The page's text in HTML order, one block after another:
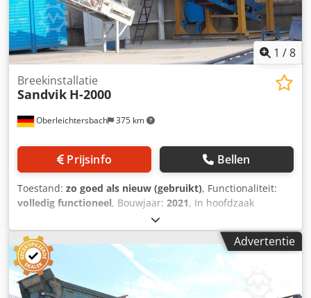
1 /8
Oberleichtersbach 375 km
Breekinstallatie
Sandvik H-2000
Prijsinfo Bellen
Toestand: zo goed als nieuw (gebruikt), Functionaliteit:
volledig functioneel, Bouwjaar: 2021, In hoofdzaak
bestaande uit: Voedertrechter (20 en 95 cbm), SANDVIK H-
2000 kegelbreker, dubbeldeks zeefinstallatie, verschillende
transportbanden en stapelbanden, stroomgenerator (300
kVA), elektrische installatie met schakelkast geïnstalleerd
in container, opslagsilo, stofverstuivingssysteem Dedpfeq
Tcmvox Al Sjck
Advertentie